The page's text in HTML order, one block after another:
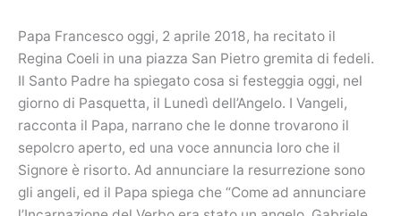
Papa Francesco oggi, 2 aprile 2018, ha recitato il
Regina Coeli in una piazza San Pietro gremita di fedeli.
Il Santo Padre ha spiegato cosa si festeggia oggi, nel
giorno di Pasquetta, il Lunedì dell’Angelo. I Vangeli,
racconta il Papa, narrano che le donne trovarono il
sepolcro aperto, ed una voce annuncia loro che il
Signore è risorto. Ad annunciare la resurrezione sono
gli angeli, ed il Papa spiega che “Come ad annunciare